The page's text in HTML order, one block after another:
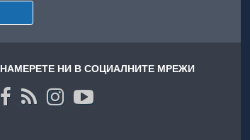
НАМЕРЕТЕ НИ В СОЦИАЛНИТЕ МРЕЖИ